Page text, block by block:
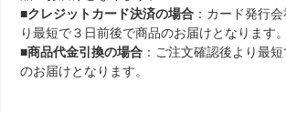
■クレジットカード決済の場合 ：カード発行
り最短で３日前後で商品のお届けとなります。
■商品代金引換の場合 ：ご注文確認後より最
のお届けとなります。